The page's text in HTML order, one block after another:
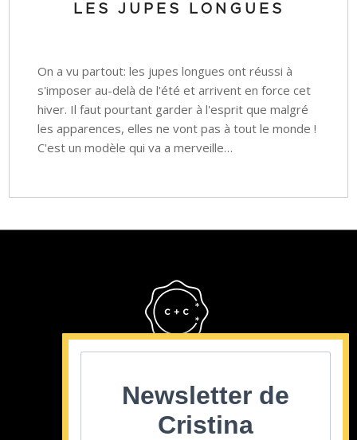
LES JUPES LONGUES
On a vu partout: les jupes longues ont réussi à
s'imposer au-delà de l'été et arrivent en force cet
hiver. Il faut pourtant garder à l'esprit que malgré
les apparences, elles ne vont pas à tout le monde !
C'est un modèle qui va a merveille…
Newsletter de
Cristina